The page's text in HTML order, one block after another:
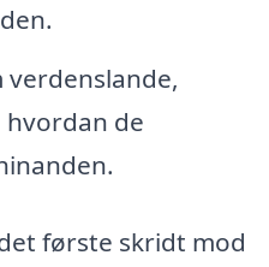
de
første skridt mod